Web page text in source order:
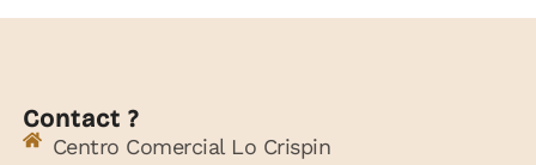
Contact ?
Centro Comercial Lo Crispin